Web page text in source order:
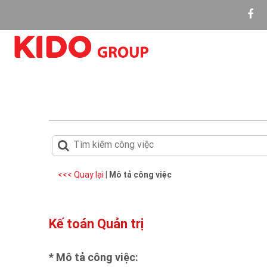
<<< Quay lại Mô tả công việc
Kế toán Quản trị
* Mô tả công việc: